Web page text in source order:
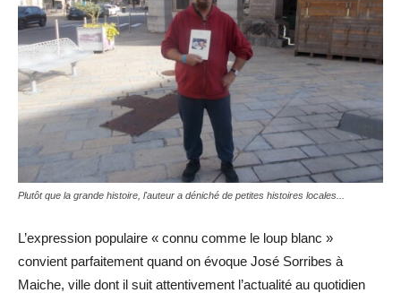
Plutôt que la grande histoire, l'auteur a déniché de petites histoires locales...
L’expression populaire « connu comme le loup blanc »
convient parfaitement quand on évoque José Sorribes à
Maiche, ville dont il suit attentivement l’actualité au quotidien